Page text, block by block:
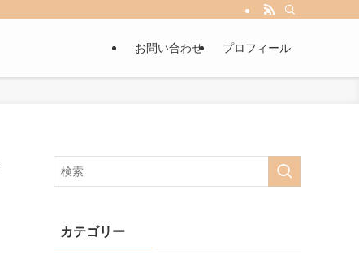
お問い合わせ プロフィール
カテゴリー